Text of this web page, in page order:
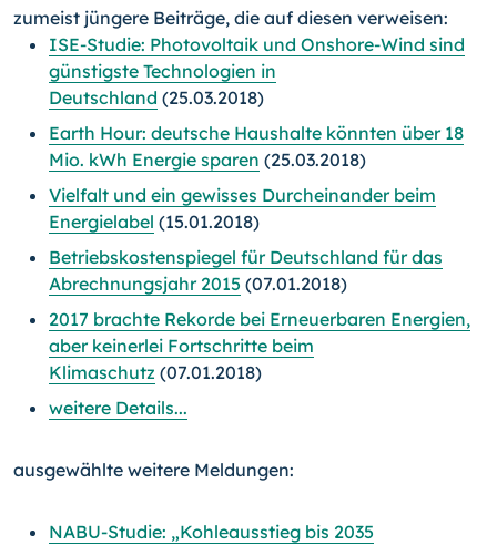
zumeist jüngere Beiträge, die auf diesen verweisen:
ISE-Studie: Photovoltaik und Onshore-Wind sind
günstigste Technologien in
Deutschland (25.03.2018)
Earth Hour: deutsche Haushalte könnten über 18
Mio. kWh Energie sparen (25.03.2018)
Vielfalt und ein gewisses Durcheinander beim
Energielabel (15.01.2018)
Betriebskostenspiegel für Deutschland für das
Abrechnungsjahr 2015 (07.01.2018)
2017 brachte Rekorde bei Erneuerbaren Energien,
aber keinerlei Fortschritte beim
Klimaschutz (07.01.2018)
weitere Details...
ausgewählte weitere Meldungen:
NABU-Studie: „Kohleausstieg bis 2035